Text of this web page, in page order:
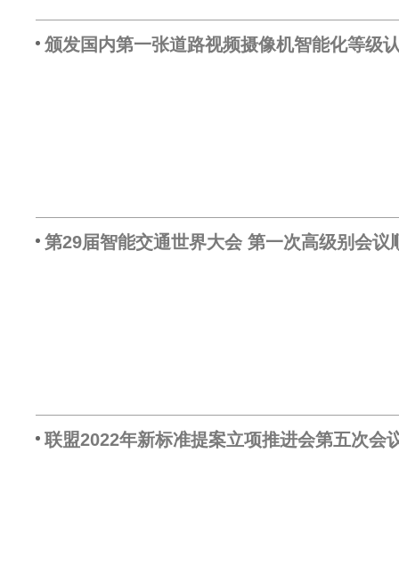
颁发国内第一张道路视频摄像机智能化等级
第29届智能交通世界大会 第一次高级别会议
联盟2022年新标准提案立项推进会第五次会